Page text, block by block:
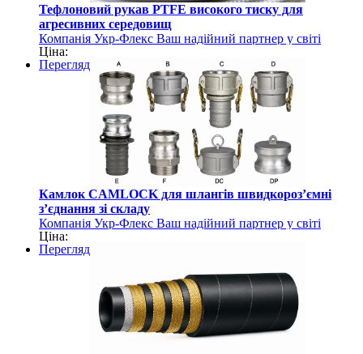
Тефлоновий рукав PTFE високого тиску для
агресивних середовищ
Компанія Укр-Флекс Ваш надійний партнер у світі
рукавів та шлангів
Ціна:
Перегляд
Камлок CAMLOCK для шлангів швидкороз’ємні
з’єднання зі складу
Компанія Укр-Флекс Ваш надійний партнер у світі
рукавів та шлангів
Ціна:
Перегляд